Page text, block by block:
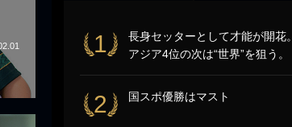
1
長身セッターとして才能が開花。
アジア4位の次は“世界”を狙う。
2 国スポ優勝はマスト